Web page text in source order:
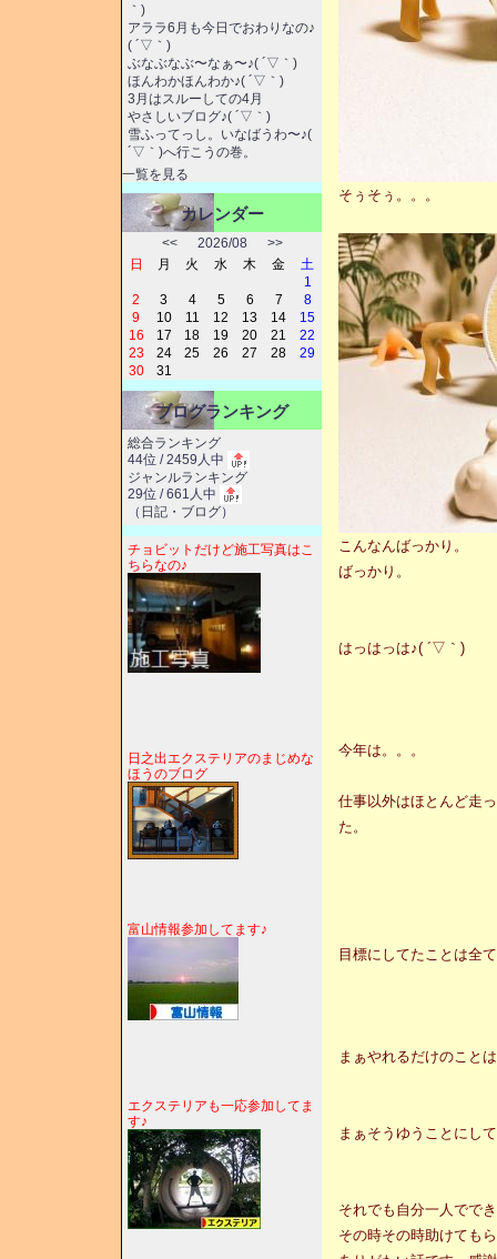
そぅそぅ。。。
こんなんばっかり。
ばっかり。
はっはっは♪( ´▽｀)
今年は。。。
仕事以外はほとんど走
た。
目標にしてたことは全
まぁやれるだけのこと
まぁそうゆうことにし
それでも自分一人でで
その時その時助けても
｀)
アララ6月も今日でおわりなの♪
( ´▽｀)
ぶなぶなぶ〜なぁ〜♪( ´▽｀)
ほんわかほんわか♪( ´▽｀)
3月はスルーしての4月
やさしいブログ♪( ´▽｀)
雪ふってっし。いなばうわ〜♪(
´▽｀)へ行こうの巻。
一覧を見る
カレンダー
<<2026/08 >>
日
月 火 水 木 金
土
1
2
3 4 5 6 7
8
9
10 11 12 13 14
15
16
17 18 19 20 21
22
23
24 25 26 27 28
29
30
31
ブログランキング
総合ランキング
44位 / 2459人中
ジャンルランキング
29位 / 661人中
（ 日記・ブログ）
チョビットだけど施工写真はこ
ちらなの♪
日之出エクステリアのまじめな
ほうのブログ
富山情報参加してます♪
エクステリアも一応参加してま
す♪